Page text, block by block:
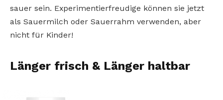
sauer sein. Experimentierfreudige können sie jetzt
als Sauermilch oder Sauerrahm verwenden, aber
nicht für Kinder!
Länger frisch & Länger haltbar